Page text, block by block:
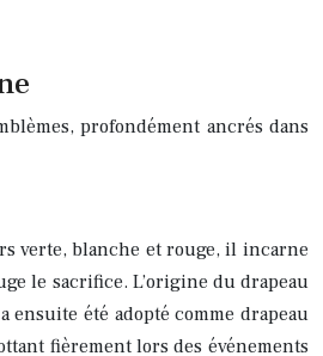
profondément ancrés dans
verte, blanche et rouge, il incarne
le sacrifice. L’origine du drapeau
été adopté comme drapeau
fièrement lors des événements